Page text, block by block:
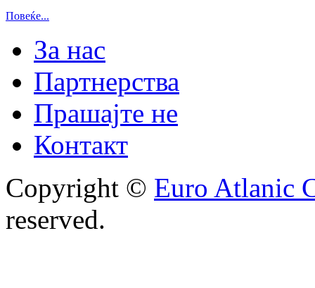
Повеќе...
За нас
Партнерства
Прашајте не
Контакт
Copyright © Euro Atlanic
reserved.